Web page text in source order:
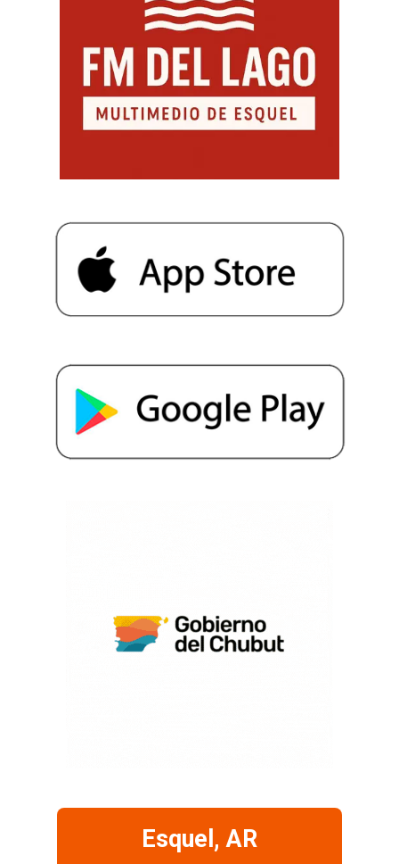
Esquel, AR